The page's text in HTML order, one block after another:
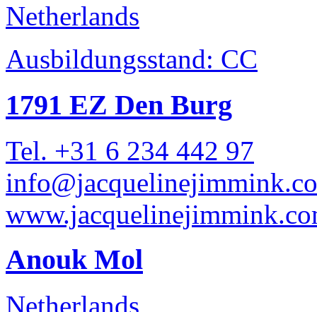
Netherlands
Ausbildungsstand: CC
1791 EZ Den Burg
Tel. +31 6 234 442 97
Anouk Mol
Netherlands